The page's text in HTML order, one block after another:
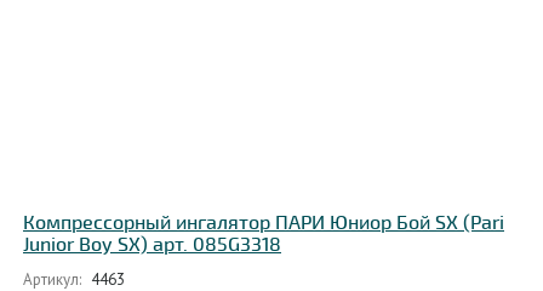
Компрессорный ингалятор ПАРИ Юниор Бой SX (Pari
Junior Boy SX) арт. 085G3318
Артикул: 4463